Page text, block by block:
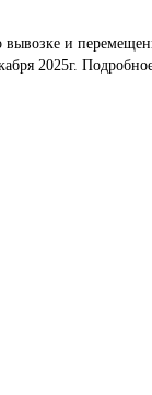
вывозке и
2025г.